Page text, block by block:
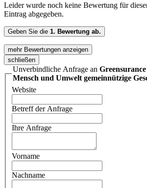
Leider wurde noch keine Bewertung für
Eintrag abgegeben.
Geben Sie die 1. Bewertung ab.
mehr Bewertungen anzeigen
schließen
Unverbindliche Anfrage an
Mensch und Umwelt gemeinnützige
Website
Betreff der Anfrage
Ihre Anfrage
Vorname
Nachname